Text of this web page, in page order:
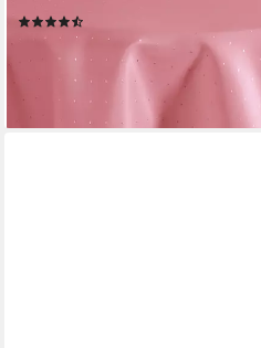
ab 16,99 €
lieferbar - in 2-3 Werktagen bei dir